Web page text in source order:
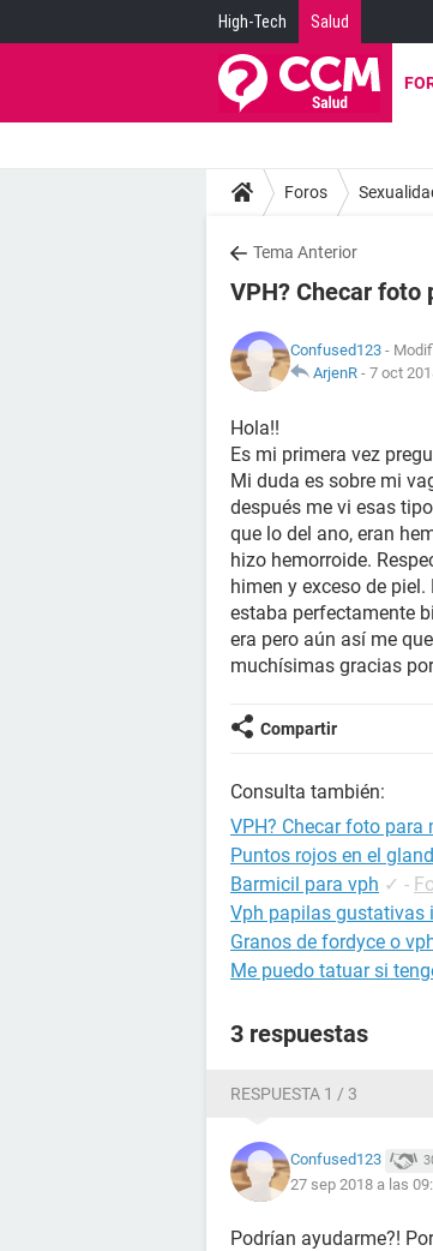
High-Tech Salud
Foros
Tema Anterior
VPH? Checar foto
Confused123 -
ArjenR - 7 oct
Hola!!
Es mi primera vez
Mi duda es sobre mi
después me vi esas
que lo del ano, eran
hizo hemorroide.
himen y exceso de
estaba perfectamente
era pero aún así me
muchísimas gracias
Compartir
Consulta también:
VPH? Checar foto para
Puntos rojos en el
Barmicil para vph ✓ -
Vph papilas gustativas
Granos de fordyce o
Me puedo tatuar si
3 respuestas
RESPUESTA 1 / 3
Confused123
27 sep 2018 a las
Podrían ayudarme?!